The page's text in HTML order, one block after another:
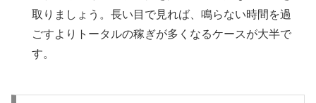
取りましょう。長い目で見れば、鳴らない時間を過
ごすよりトータルの稼ぎが多くなるケースが大半で
す。